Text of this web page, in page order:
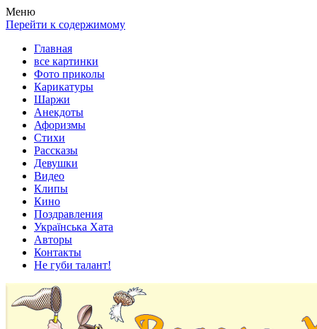
Весела хата — прикольные картинки, смешные истории,
клипы!
Покажем всем ваши фото приколы, карикатуры, шаржи, стихи,
рассказы, видео и песни!
Меню
Перейти к содержимому
Главная
все картинки
Фото приколы
Карикатуры
Шаржи
Анекдоты
Афоризмы
Стихи
Рассказы
Девушки
Видео
Клипы
Кино
Поздравления
Українська Хата
Авторы
Контакты
Не губи талант!